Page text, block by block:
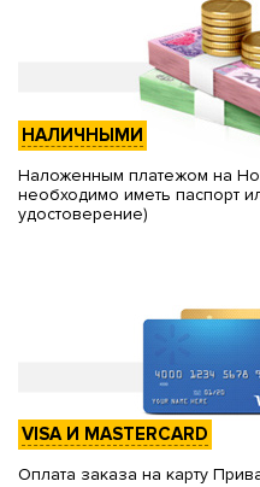
НАЛИЧНЫМИ
Наложенным платежом на
необходимо иметь паспорт
удостоверение)
VISA И MASTERCARD
Оплата заказа на карту